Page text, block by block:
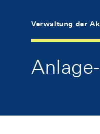
Verwaltung der